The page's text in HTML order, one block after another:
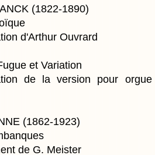
(1822-1890)
d'Arthur Ouvrard
et Variation
de la version pour
(1862-1923)
de G. Meister